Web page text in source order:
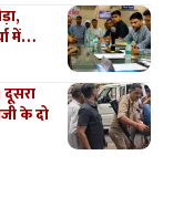
में…
के दो